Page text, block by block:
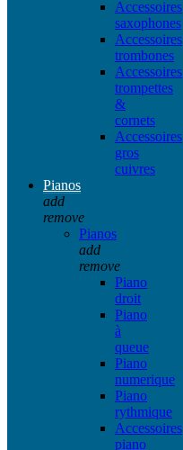
Accessoires
saxophones
Accessoires
trombones
Accessoires
trompettes
&
cornets
Accessoires
gros
cuivres
Pianos
add
remove
Pianos
add
remove
Piano
droit
Piano
à
queue
Piano
numerique
Piano
rythmique
Accessoires
piano